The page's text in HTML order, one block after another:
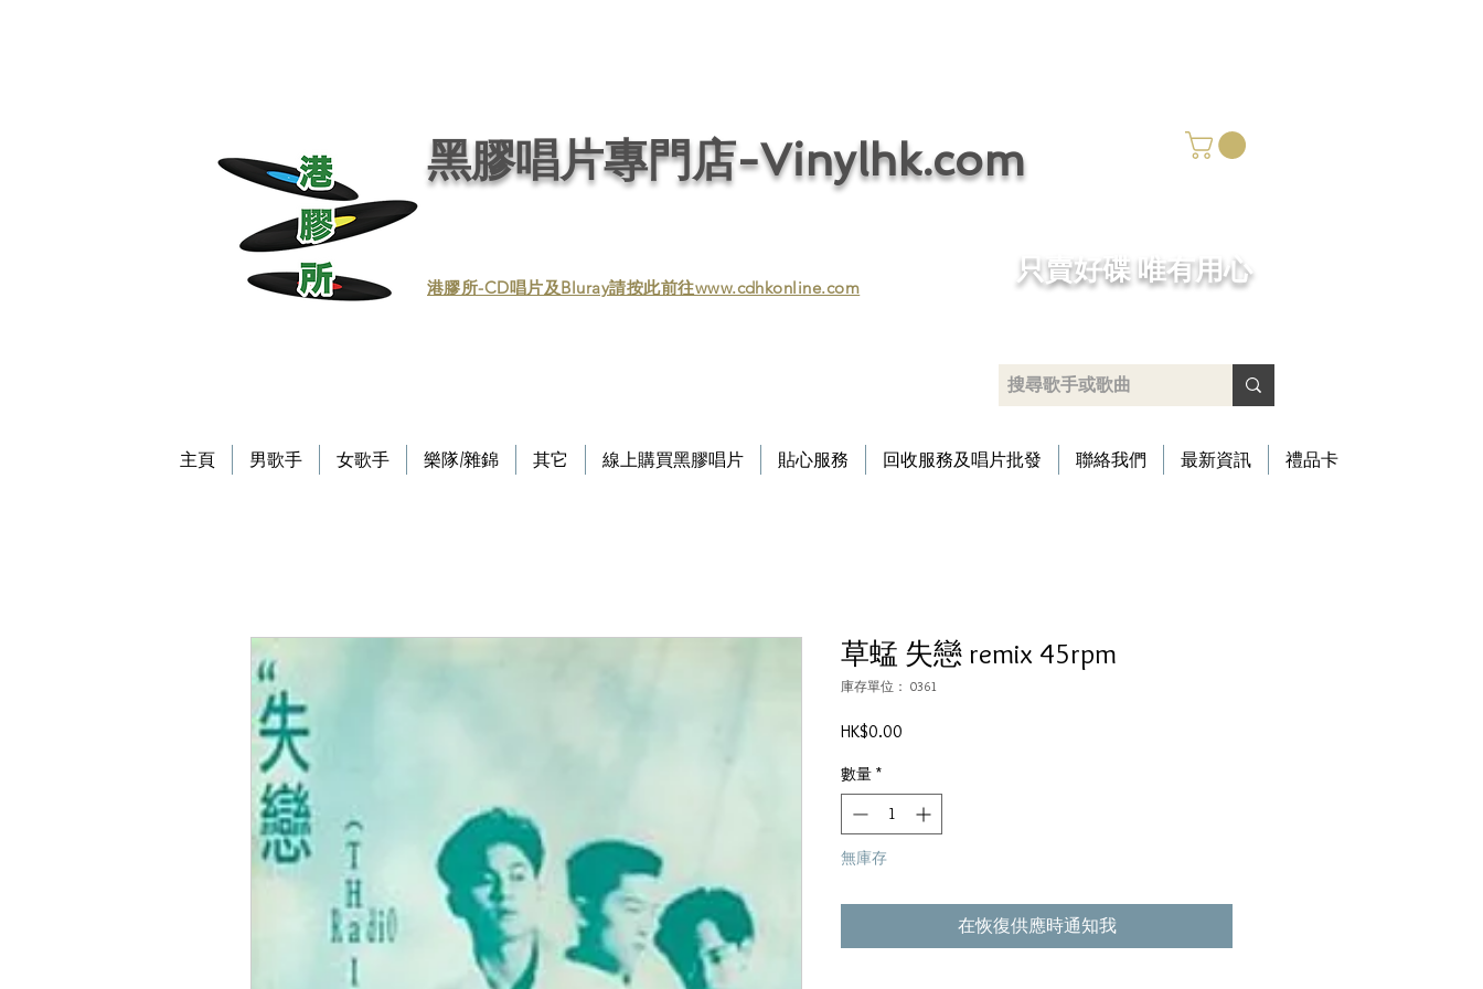
黑膠唱片專門店-Vinylhk.com
​港膠所-CD唱片及Bluray請按此前往www.cdhkonline.com ​只賣好碟 唯有用心
主頁 男歌手 女歌手 樂隊/雜錦 其它 線上購買黑膠唱片 貼心服務 回收服務及唱片批發 聯絡我們 最新資訊 禮品卡
草蜢 失戀 remix 45rpm
庫存單位： 0361
HK$0.00
數量 *
無庫存
在恢復供應時通知我